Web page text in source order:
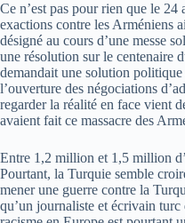
Ce n’est pas pour rien que le
exactions contre les Arméniens
désigné au cours d’une messe
une résolution sur le centenaire
demandait une solution
l’ouverture des négociations
regarder la réalité en face vient
avaient fait ce massacre des
Entre 1,2 million et 1,5 million
Pourtant, la Turquie semble
mener une guerre contre la
qu’un journaliste et écrivain